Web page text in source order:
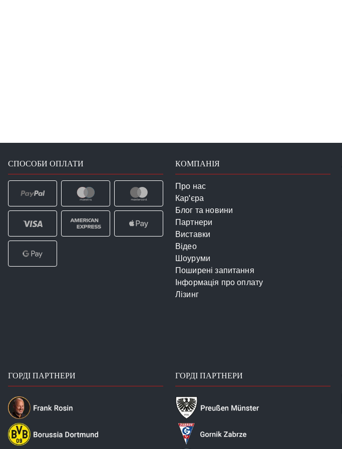
СПОСОБИ ОПЛАТИ КОМПАНІЯ
Про нас
Кар'єра
Блог та новини
Партнери
Виставки
Відео
Шоуруми
Поширені запитання
Інформація про оплату
Лізинг
ГОРДІ ПАРТНЕРИ ГОРДІ ПАРТНЕРИ